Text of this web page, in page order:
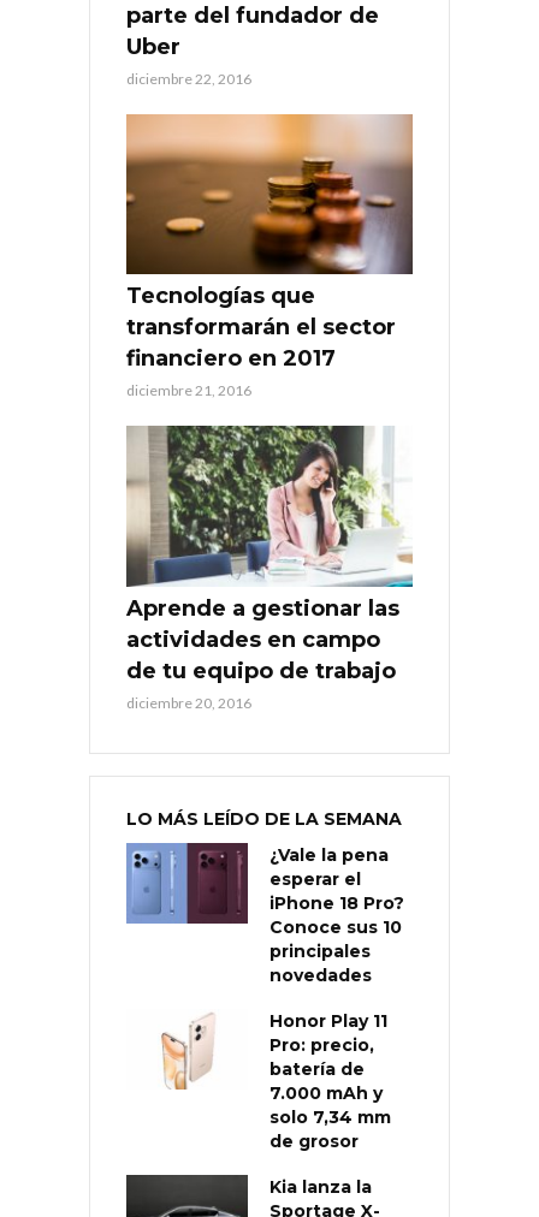
parte del fundador de
Uber
diciembre 22, 2016
Tecnologías que
transformarán el sector
financiero en 2017
diciembre 21, 2016
Aprende a gestionar las
actividades en campo
de tu equipo de trabajo
diciembre 20, 2016
LO MÁS LEÍDO DE LA SEMANA
¿Vale la pena
esperar el
iPhone 18 Pro?
Conoce sus 10
principales
novedades
Honor Play 11
Pro: precio,
batería de
7.000 mAh y
solo 7,34 mm
de grosor
Kia lanza la
Sportage X-